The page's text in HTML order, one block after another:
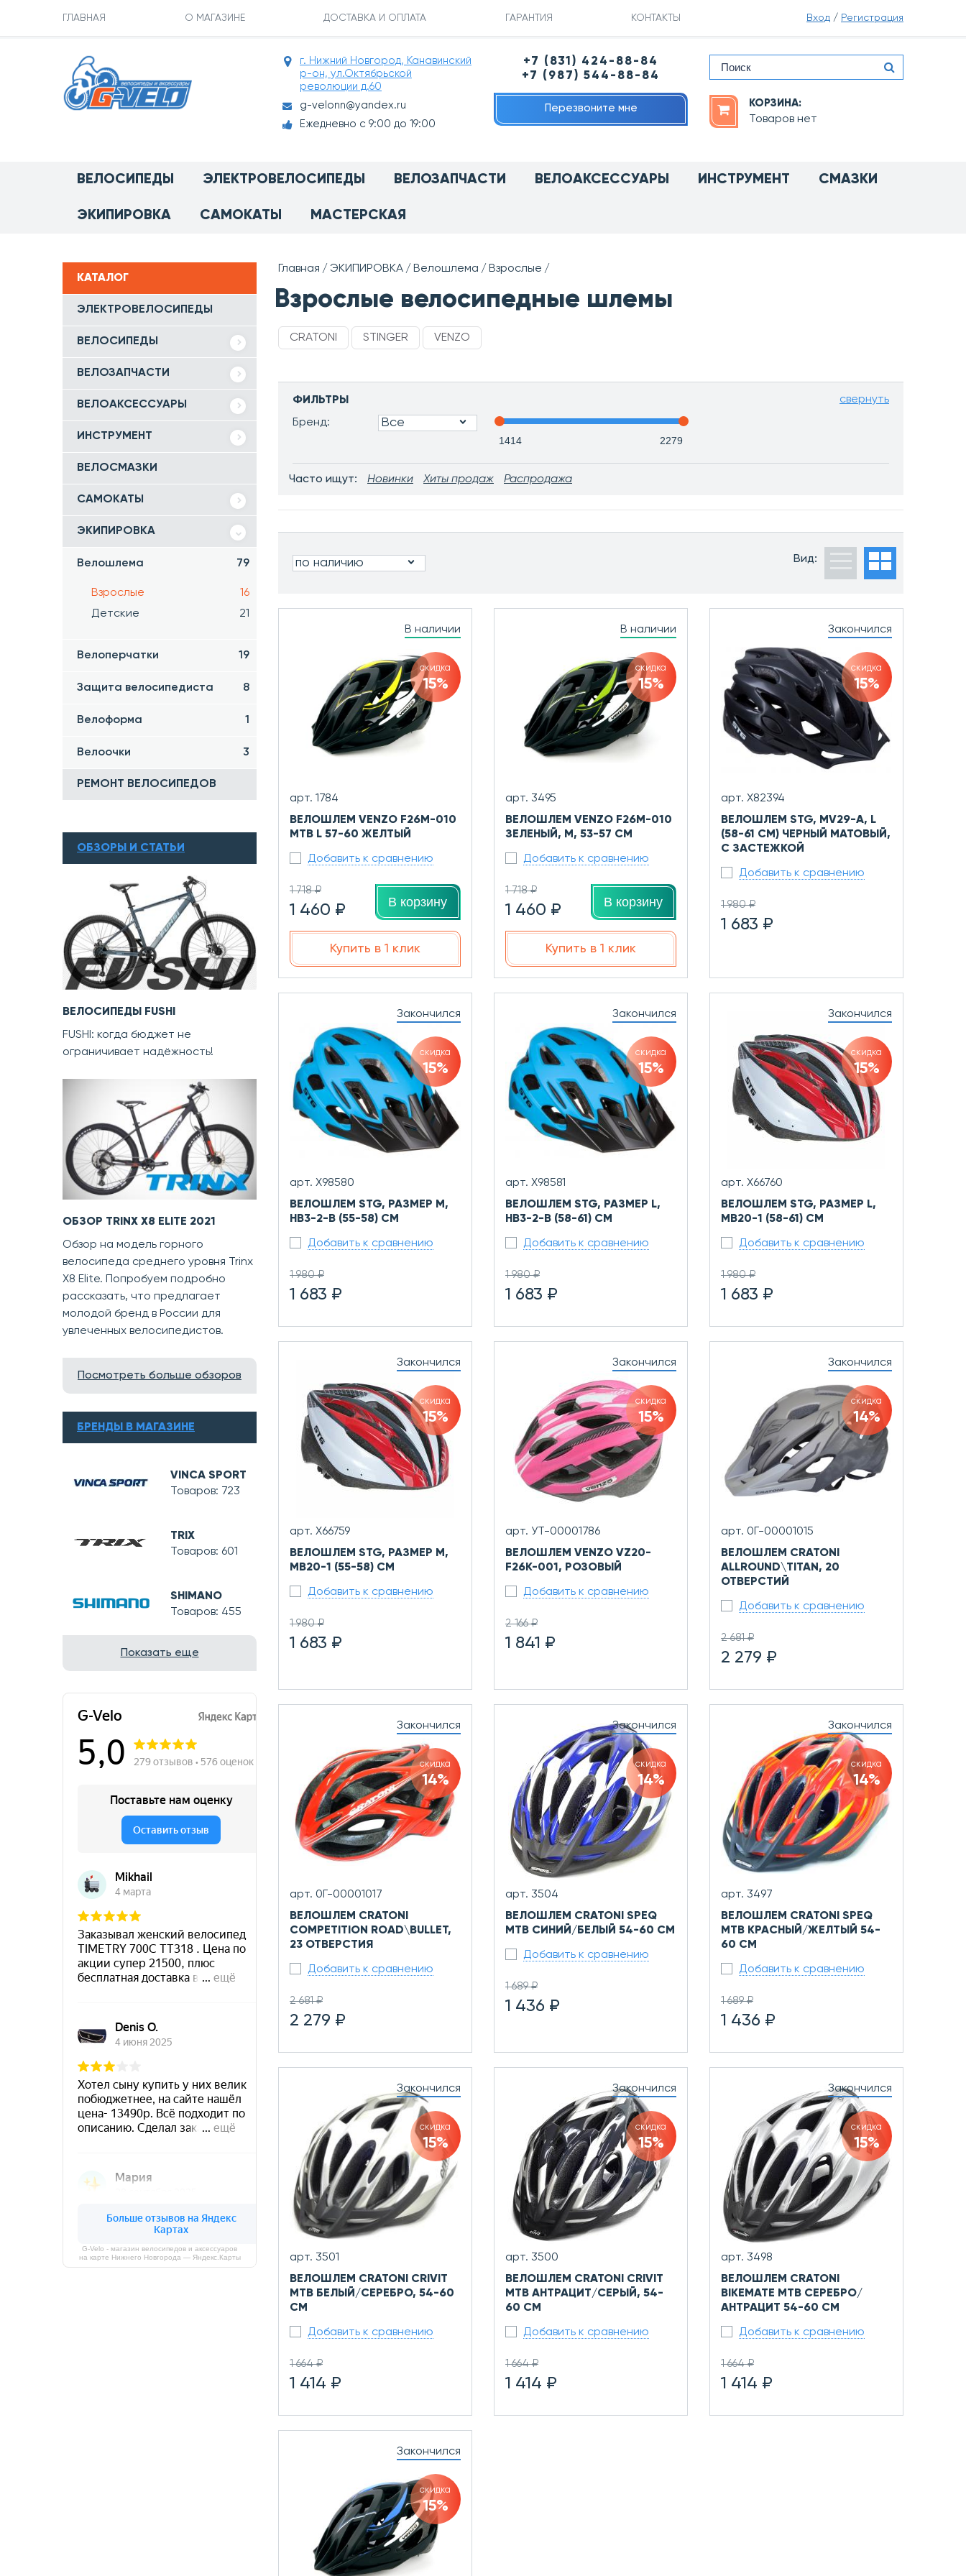
ГЛАВНАЯ О МАГАЗИНЕ ДОСТАВКА И ОПЛАТА ГАРАНТИЯ КОНТАКТЫ Вход / Регистрация
г. Нижний Новгород, Канавинский
р-он, ул.Октябрьской
революции д.60
g-velonn@yandex.ru
Ежедневно с 9:00 до 19:00
+7 (831) 424-88-84
+7 (987) 544-88-84
Перезвоните мне КОРЗИНА:
Товаров нет
ВЕЛОСИПЕДЫ ЭЛЕКТРОВЕЛОСИПЕДЫ ВЕЛОЗАПЧАСТИ ВЕЛОАКСЕССУАРЫ ИНСТРУМЕНТ СМАЗКИ
ЭКИПИРОВКА САМОКАТЫ МАСТЕРСКАЯ
КАТАЛОГ
ЭЛЕКТРОВЕЛОСИПЕДЫ
ВЕЛОСИПЕДЫ
ВЕЛОЗАПЧАСТИ
ВЕЛОАКСЕССУАРЫ
ИНСТРУМЕНТ
ВЕЛОСМАЗКИ
САМОКАТЫ
ЭКИПИРОВКА
Велошлема 79
Взрослые
16
Детские
21
Велоперчатки 19
Защита велосипедиста 8
Велоформа 1
Велоочки 3
РЕМОНТ ВЕЛОСИПЕДОВ
ОБЗОРЫ И СТАТЬИ
ВЕЛОСИПЕДЫ FUSHI
FUSHI: когда бюджет не
ограничивает надёжность!
ОБЗОР TRINX X8 ELITE 2021
Обзор на модель горного
велосипеда среднего уровня Trinx
X8 Elite. Попробуем подробно
рассказать, что предлагает
молодой бренд в России для
увлеченных велосипедистов.
Посмотреть больше обзоров
БРЕНДЫ В МАГАЗИНЕ
VINCA SPORT
Товаров: 723
TRIX
Товаров: 601
SHIMANO
Товаров: 455
Показать еще
G-Velo - магазин велосипедов и аксессуаров
на карте Нижнего Новгорода — Яндекс.Карты
Главная ЭКИПИРОВКА Велошлема Взрослые
Взрослые велосипедные шлемы
CRATONI STINGER VENZO
ФИЛЬТРЫ
свернуть
Бренд:
Все
Часто ищут: Новинки Хиты продаж Распродажа
по наличию Вид:
В наличии
скидка
15%
арт. 1784
ВЕЛОШЛЕМ VENZO F26M-010
МТВ L 57-60 ЖЕЛТЫЙ
Добавить к сравнению
1 718 ₽
1 460 ₽ В корзину
Купить в 1 клик
В наличии
скидка
15%
арт. 3495
ВЕЛОШЛЕМ VENZO F26M-010
ЗЕЛЕНЫЙ, M, 53-57 СМ
Добавить к сравнению
1 718 ₽
1 460 ₽ В корзину
Купить в 1 клик
Закончился
скидка
15%
арт. Х82394
ВЕЛОШЛЕМ STG, MV29-A, L
(58-61 СМ) ЧЕРНЫЙ МАТОВЫЙ,
С ЗАСТЕЖКОЙ
Добавить к сравнению
1 980 ₽
1 683 ₽
Закончился
скидка
15%
арт. Х98580
ВЕЛОШЛЕМ STG, РАЗМЕР M,
HB3-2-B (55-58) СМ
Добавить к сравнению
1 980 ₽
1 683 ₽
Закончился
скидка
15%
арт. Х98581
ВЕЛОШЛЕМ STG, РАЗМЕР L,
HB3-2-B (58-61) СМ
Добавить к сравнению
1 980 ₽
1 683 ₽
Закончился
скидка
15%
арт. Х66760
ВЕЛОШЛЕМ STG, РАЗМЕР L,
MB20-1 (58-61) СМ
Добавить к сравнению
1 980 ₽
1 683 ₽
Закончился
скидка
15%
арт. Х66759
ВЕЛОШЛЕМ STG, РАЗМЕР M,
MB20-1 (55-58) СМ
Добавить к сравнению
1 980 ₽
1 683 ₽
Закончился
скидка
15%
арт. УТ-00001786
ВЕЛОШЛЕМ VENZO VZ20-
F26K-001, РОЗОВЫЙ
Добавить к сравнению
2 166 ₽
1 841 ₽
Закончился
скидка
14%
арт. 0Г-00001015
ВЕЛОШЛЕМ CRATONI
ALLROUND\TITAN, 20
ОТВЕРСТИЙ
Добавить к сравнению
2 681 ₽
2 279 ₽
Закончился
скидка
14%
арт. 0Г-00001017
ВЕЛОШЛЕМ CRATONI
COMPETITION ROAD\BULLET,
23 ОТВЕРСТИЯ
Добавить к сравнению
2 681 ₽
2 279 ₽
Закончился
скидка
14%
арт. 3504
ВЕЛОШЛЕМ CRATONI SPEQ
MTB СИНИЙ/БЕЛЫЙ 54-60 СМ
Добавить к сравнению
1 689 ₽
1 436 ₽
Закончился
скидка
14%
арт. 3497
ВЕЛОШЛЕМ CRATONI SPEQ
MTB КРАСНЫЙ/ЖЕЛТЫЙ 54-
60 СМ
Добавить к сравнению
1 689 ₽
1 436 ₽
Закончился
скидка
15%
арт. 3501
ВЕЛОШЛЕМ CRATONI CRIVIT
MTB БЕЛЫЙ/СЕРЕБРО, 54-60
СМ
Добавить к сравнению
1 664 ₽
1 414 ₽
Закончился
скидка
15%
арт. 3500
ВЕЛОШЛЕМ CRATONI CRIVIT
MTB АНТРАЦИТ/СЕРЫЙ, 54-
60 СМ
Добавить к сравнению
1 664 ₽
1 414 ₽
Закончился
скидка
15%
арт. 3498
ВЕЛОШЛЕМ CRATONI
BIKEMATE MTB СЕРЕБРО/
АНТРАЦИТ 54-60 СМ
Добавить к сравнению
1 664 ₽
1 414 ₽
Закончился
скидка
15%